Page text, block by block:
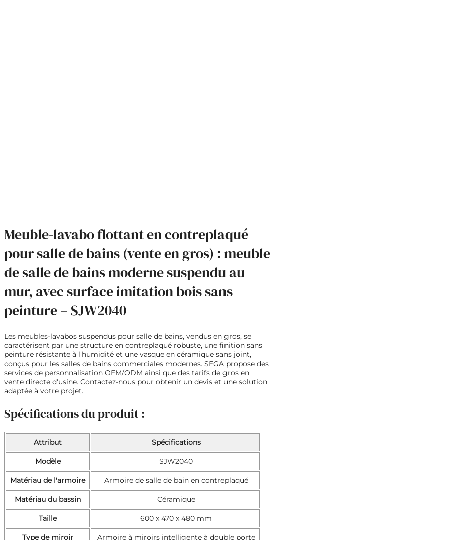
Meuble-lavabo flottant en contreplaqué
pour salle de bains (vente en gros) : meuble
de salle de bains moderne suspendu au
mur, avec surface imitation bois sans
peinture – SJW2040
Les meubles-lavabos suspendus pour salle de bains, vendus en gros, se
caractérisent par une structure en contreplaqué robuste, une finition sans
peinture résistante à l'humidité et une vasque en céramique sans joint,
conçus pour les salles de bains commerciales modernes. SEGA propose des
services de personnalisation OEM/ODM ainsi que des tarifs de gros en
vente directe d'usine. Contactez-nous pour obtenir un devis et une solution
adaptée à votre projet.
Spécifications du produit :
Attribut Spécifications
Modèle SJW2040
Matériau de l'armoire Armoire de salle de bain en contreplaqué
Matériau du bassin Céramique
Taille 600 x 470 x 480 mm
Type de miroir Armoire à miroirs intelligente à double porte